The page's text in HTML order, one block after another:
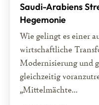
Saudi-Arabiens
Hegemonie
Wie gelingt es einer
wirtschaftliche
Modernisierung und
gleichzeitig
„Mittelmächte...